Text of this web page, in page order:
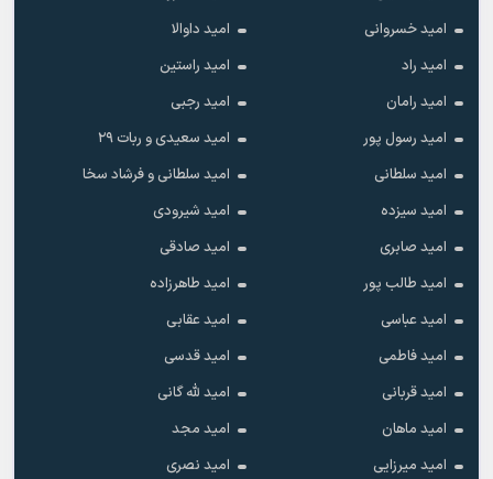
امید خسروانی
امید داوالا
امید راد
امید راستین
امید رامان
امید رجبی
امید رسول پور
امید سعیدی و ربات ۲۹
امید سلطانی
امید سلطانی و فرشاد سخا
امید سیزده
امید شیرودی
امید صابری
امید صادقی
امید طالب پور
امید طاهرزاده
امید عباسی
امید عقابی
امید فاطمی
امید قدسی
امید قربانی
امید لله گانی
امید ماهان
امید مجد
امید میرزایی
امید نصری